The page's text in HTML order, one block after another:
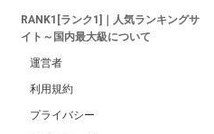
RANK1[ランク1]｜人気ランキングサ
イト～国内最大級について
運営者
利用規約
プライバシー